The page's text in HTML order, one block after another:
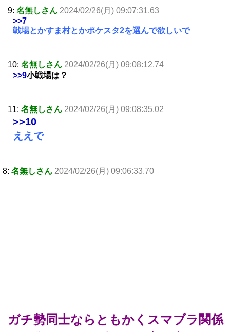
9: 名無しさん 2024/02/26(月) 09:07:31.63
>>7
戦場とかすま村とかポケスタ2を選んで欲しいで
10: 名無しさん 2024/02/26(月) 09:08:12.74
>>9小戦場は？
11: 名無しさん 2024/02/26(月) 09:08:35.02
>>10
ええで
8: 名無しさん 2024/02/26(月) 09:06:33.70
ガチ勢同士ならともかくスマブラ関係